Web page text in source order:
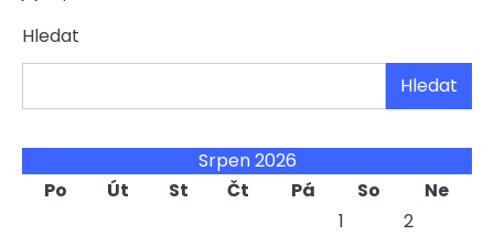
Hledat
Hledat
Srpen 2026
Po
Út St Čt Pá So
Ne
1
2